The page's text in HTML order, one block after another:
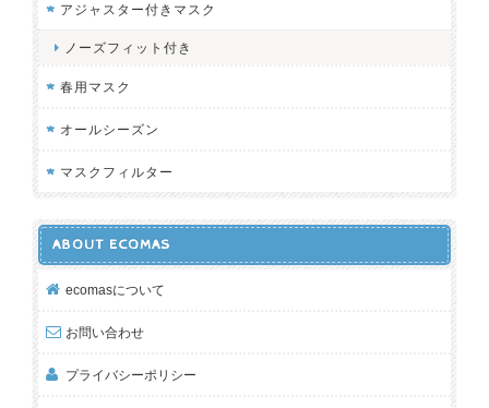
アジャスター付きマスク
ノーズフィット付き
春用マスク
オールシーズン
マスクフィルター
ABOUT ECOMAS
ecomasについて
お問い合わせ
プライバシーポリシー